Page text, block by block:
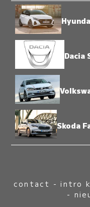
Dacia
Skoda
contact -intro
-